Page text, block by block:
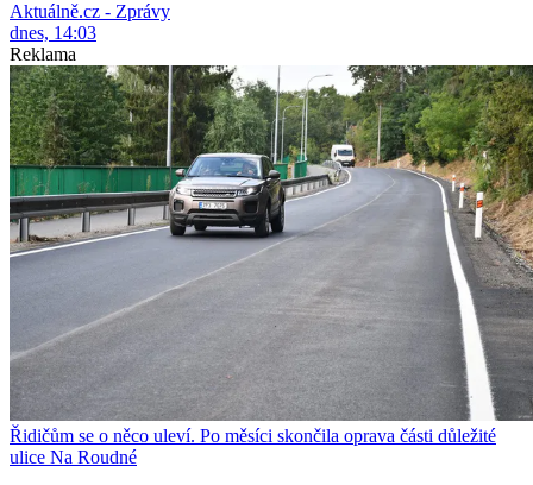
Aktuálně.cz - Zprávy
dnes, 14:03
Reklama
Řidičům se o něco uleví. Po měsíci skončila oprava části důležité
ulice Na Roudné